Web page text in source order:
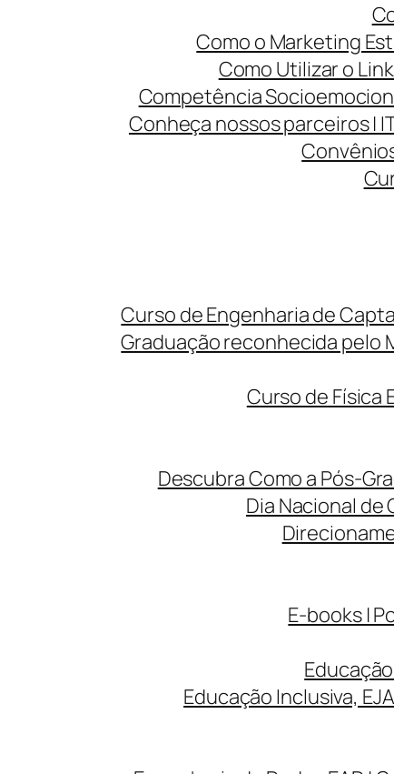
Como o Marketing
Como Utilizar o
Competência
Conheça nossos parceiros |
Curso de Engenharia de
Graduação reconhecida pelo
Curso de Física
Descubra Como a Pós-
Dia Nacional de
E-books |
Educação Inclusiva,